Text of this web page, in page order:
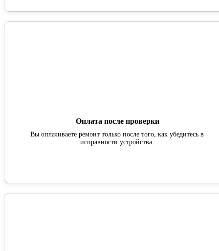
Оплата после проверки
Вы оплачиваете ремонт только после того, как убедитесь в
исправности устройства.